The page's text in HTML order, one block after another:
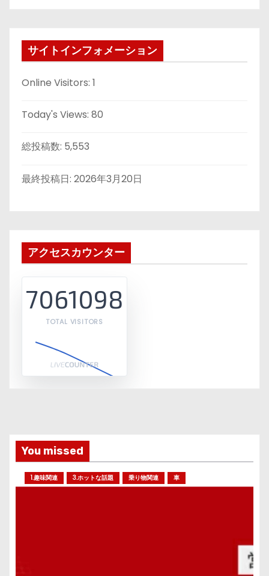
サイトインフォメーション
Online Visitors: 1
Today's Views: 80
総投稿数: 5,553
最終投稿日: 2026年3月20日
アクセスカウンター
7061098
TOTAL VISITORS
You missed
1.趣味関連 3.ホットな話題 乗り物関連 車